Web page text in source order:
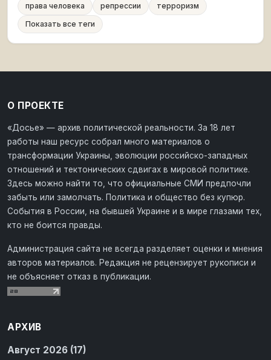
права человека
репрессии
терроризм
Показать все теги
О ПРОЕКТЕ
«Досье» — архив политической реальности. За 18 лет
работы наш ресурс собрал много материалов о
трансформации Украины, эволюции российско-западных
отношений и тектонических сдвигах в мировой политике.
Здесь можно найти то, что официальные СМИ предпочли
забыть или замолчать. Политика и общество без купюр.
События в России, на бывшей Украине и в мире глазами тех,
кто не боится правды.
Администрация сайта не всегда разделяет оценки и мнения
авторов материалов. Редакция не рецензирует рукописи и
не объясняет отказ в публикации.
АРХИВ
Август 2026 (17)